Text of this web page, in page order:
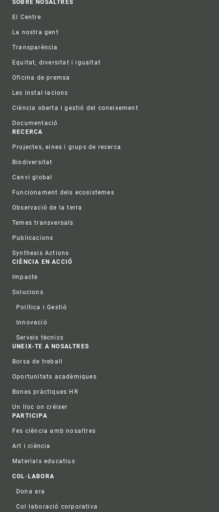
Footer
SOBRE NOSALTRES
El Centre
La nostra gent
Transparència
Equitat, diversitat i igualtat
Oficina de premsa
Les instal·lacions
Ciència oberta i gestió del coneixement
Documentació
RECERCA
Projectes, eines i grups de recerca
Biodiversitat
Canvi global
Funcionament dels ecosistemes
Observació de la terra
Temes transversals
Publicacions
Synthesis Actions
CIÈNCIA EN ACCIÓ
Impacte
Solucions
Política i Gestió
Innovació
Serveis tècnics
UNEIX-TE A NOSALTRES
Borsa de treball
Oportunitats acadèmiques
Bones pràctiques HR
Un lloc on créixer
PARTICIPA
Fes ciència amb nosaltres
Art i ciència
Materials educatius
COL·LABORA
Dona ara
Col·laboració corporativa